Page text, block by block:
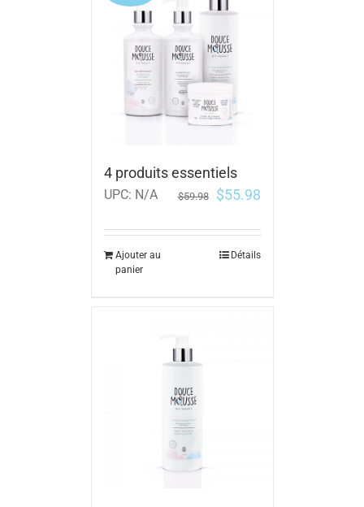
4 produits essentiels
UPC: N/A $59.98 $55.98
Ajouter au
panier
Détails